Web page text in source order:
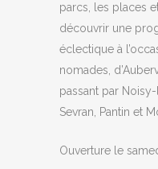
parcs, les places
découvrir une
éclectique à
nomades,
passant par
Sevran, Pantin et
Ouverture le